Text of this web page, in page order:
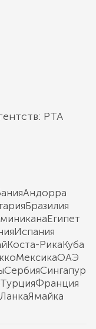
РТА
Андорра
Бразилия
Египет
Испания
Коста-РикаКуба
МексикаОАЭ
СербияСингапур
ТурцияФранция
Ямайка